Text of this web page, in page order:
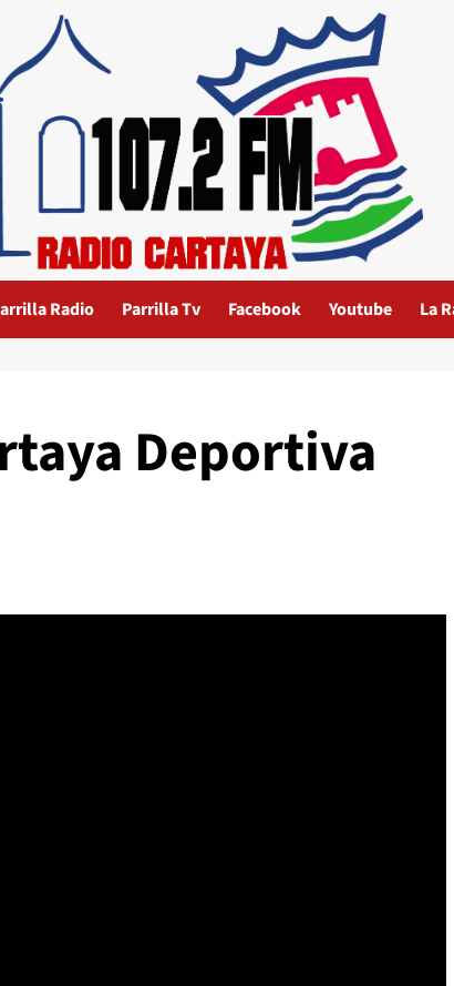
Radio Parrilla Tv Facebook Youtube La
Deportiva